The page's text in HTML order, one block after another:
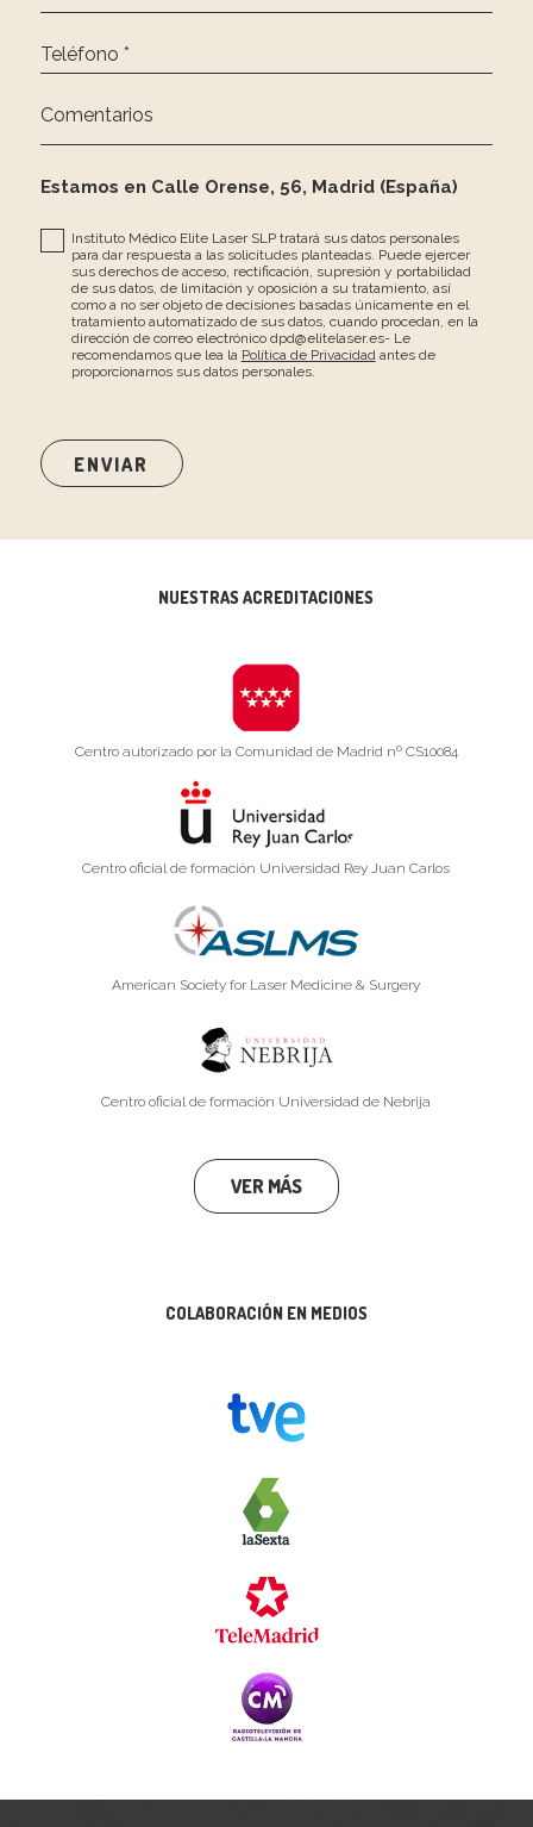
Teléfono *
Comentarios
Estamos en Calle Orense, 56, Madrid (España)
Instituto Médico Elite Laser SLP tratará sus datos personales
para dar respuesta a las solicitudes planteadas. Puede ejercer
sus derechos de acceso, rectificación, supresión y portabilidad
de sus datos, de limitación y oposición a su tratamiento, así
como a no ser objeto de decisiones basadas únicamente en el
tratamiento automatizado de sus datos, cuando procedan, en la
dirección de correo electrónico dpd@elitelaser.es- Le
recomendamos que lea la Política de Privacidadantes de
proporcionarnos sus datos personales.
NUESTRAS ACREDITACIONES
Centro autorizado por la Comunidad de Madrid nº CS10084
Centro oficial de formación Universidad Rey Juan Carlos
American Society for Laser Medicine & Surgery
Centro oficial de formación Universidad de Nebrija
VER MÁS
COLABORACIÓN EN MEDIOS